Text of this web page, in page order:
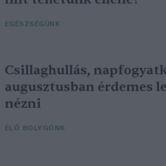
EGÉSZSÉGÜNK
Csillaghullás,
augusztusban érdemes
nézni
ÉLŐ BOLYGÓNK